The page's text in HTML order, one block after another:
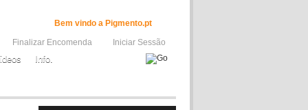
Bem vindo a Pigmento.pt
Finalizar Encomenda
Iniciar Sessão
Info.